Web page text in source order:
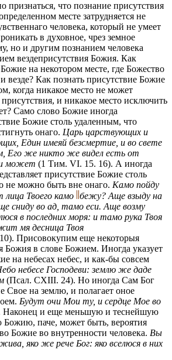
признаться, что познание присутствия
месте затрудняется не
человека, который не умеет
в духовное, чрез земное
но и другим познанием человека
вездеприсутствия Божия. Как
на некотором месте, где Божество
везде? Как познать присутствие Божие
когда никакое место не может
и никaкоe место исключить
Само слово Божие иногда
Божие столь удаленным, что
онаго. Царь царствующих и
Един имеяй безсмертие, и во свете
Его же никто же видел есть от
может (1 Тим. VI. 15. 16). А иногда
присутствие Божие столь
не можно быть вне онаго. Камо пойду
Твоего камо бежу? Аще взыду на
сниду во ад, тамо ecu. Аще возму
в последних моря: и тамо рука Твоя
мя десница Твоя
Присовокупим еще некоторыя
Божия в слове Божием. Иногда указует
на небесах небес, и как-бы совсем
небесе Господеви: землю же даде
(Псал. СХIII. 24). Но иногда Сам Бог
Свое на землю, и полагает оное
Будут очи Мои ту, и сердце Мое во
Наконец и еще меньшую и теснейшую
Божию, паче, может быть, вероятия
Божие во внутренности человека. Вы
яко же рече Бог: яко вселюся в них